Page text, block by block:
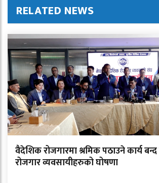
RELATED NEWS
वैदेशिक रोजगारमा श्रमिक पठाउने कार्य
रोजगार व्यवसायीहरुको घोषणा